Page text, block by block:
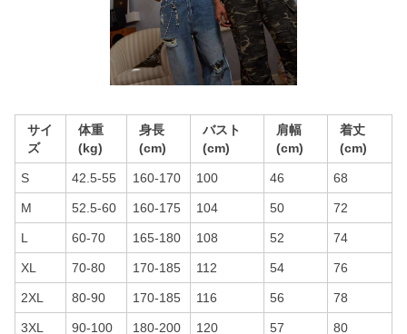
サイ
ズ
体重
(kg)
身長
(cm)
バスト
(cm)
肩幅
(cm)
着丈
(cm)
S 42.5-55 160-170 100 46 68
M 52.5-60 160-175 104 50 72
L 60-70 165-180 108 52 74
XL 70-80 170-185 112 54 76
2XL 80-90 170-185 116 56 78
3XL 90-100 180-200 120 57 80